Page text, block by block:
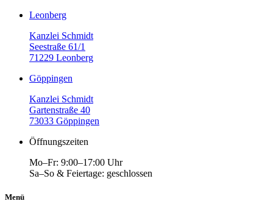
Leonberg
Kanzlei Schmidt
Seestraße 61/1
71229 Leonberg
Göppingen
Kanzlei Schmidt
Gartenstraße 40
73033 Göppingen
Öffnungszeiten
Mo–Fr: 9:00–17:00 Uhr
Sa–So & Feiertage: geschlossen
Menü